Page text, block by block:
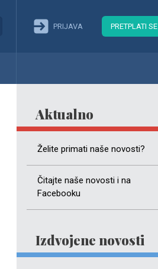
PRIJAVA PRETPLATI SE
Aktualno
Želite primati naše novosti?
Čitajte naše novosti i na
Facebooku
Izdvojene novosti